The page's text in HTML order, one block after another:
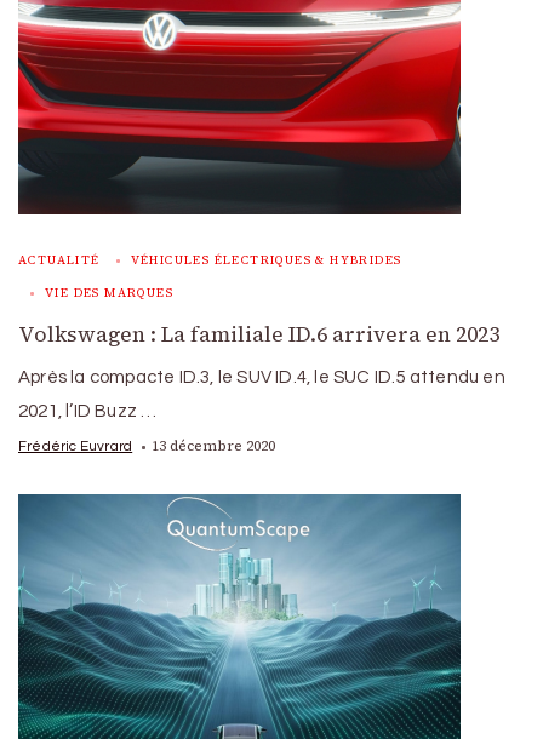
ACTUALITÉ VÉHICULES ÉLECTRIQUES & HYBRIDES
VIE DES MARQUES
Volkswagen : La familiale ID.6 arrivera en 2023
Après la compacte ID.3, le SUV ID.4, le SUC ID.5 attendu en
2021, l’ID Buzz …
Frédéric Euvrard 13 décembre 2020